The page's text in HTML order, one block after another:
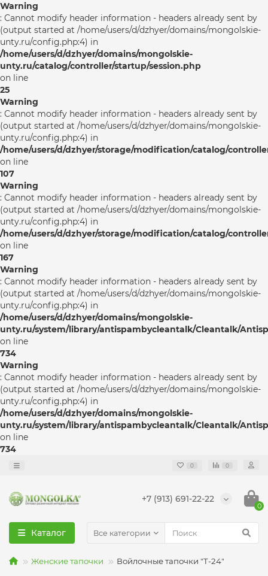
Warning
: Cannot modify header information - headers already sent by
(output started at /home/users/d/dzhyer/domains/mongolskie-
unty.ru/config.php:4) in
/home/users/d/dzhyer/domains/mongolskie-
unty.ru/catalog/controller/startup/session.php
on line
25
Warning
: Cannot modify header information - headers already sent by
(output started at /home/users/d/dzhyer/domains/mongolskie-
unty.ru/config.php:4) in
/home/users/d/dzhyer/storage/modification/catalog/
on line
107
Warning
: Cannot modify header information - headers already sent by
(output started at /home/users/d/dzhyer/domains/mongolskie-
unty.ru/config.php:4) in
/home/users/d/dzhyer/storage/modification/catalog/
on line
167
Warning
: Cannot modify header information - headers already sent by
(output started at /home/users/d/dzhyer/domains/mongolskie-
unty.ru/config.php:4) in
/home/users/d/dzhyer/domains/mongolskie-
unty.ru/system/library/antispambycleantalk/Cleantalk/
on line
734
Warning
: Cannot modify header information - headers already sent by
(output started at /home/users/d/dzhyer/domains/mongolskie-
unty.ru/config.php:4) in
/home/users/d/dzhyer/domains/mongolskie-
unty.ru/system/library/antispambycleantalk/Cleantalk/
on line
734
0 0
+7 (913) 691-22-22
0
Каталог Все категории
Женские тапочки Войлочные тапочки "T-24"